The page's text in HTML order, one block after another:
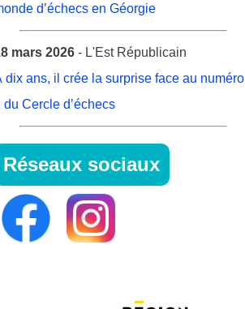
d’échecs en Géorgie
mars 2026- L'Est Républicain
dix ans, il crée la surprise face au numéro
du Cercle d’échecs
Réseaux sociaux